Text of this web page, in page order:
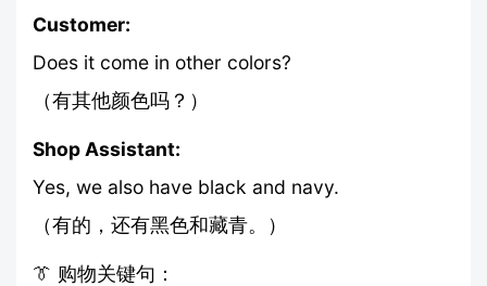
Customer:
Does it come in other colors?
（有其他颜色吗？）
Shop Assistant:
Yes, we also have black and navy.
（有的，还有黑色和藏青。）
👔 购物关键句：